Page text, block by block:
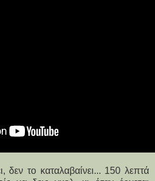
δεν το καταλαβαίνει... 150 λεπτά